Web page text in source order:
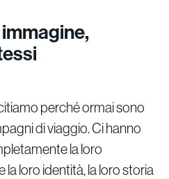
perché ormai sono
di viaggio. Ci hanno
la loro
loro identità, la loro storia